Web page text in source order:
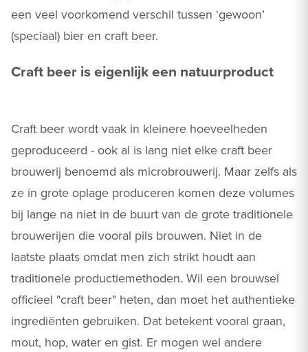
een veel voorkomend verschil tussen ‘gewoon’
(speciaal) bier en craft beer.
Craft beer is eigenlijk een natuurproduct
Craft beer wordt vaak in kleinere hoeveelheden
geproduceerd - ook al is lang niet elke craft beer
brouwerij benoemd als microbrouwerij. Maar zelfs als
ze in grote oplage produceren komen deze volumes
bij lange na niet in de buurt van de grote traditionele
brouwerijen die vooral pils brouwen. Niet in de
laatste plaats omdat men zich strikt houdt aan
traditionele productiemethoden. Wil een brouwsel
officieel "craft beer" heten, dan moet het authentieke
ingrediënten gebruiken. Dat betekent vooral graan,
mout, hop, water en gist. Er mogen wel andere